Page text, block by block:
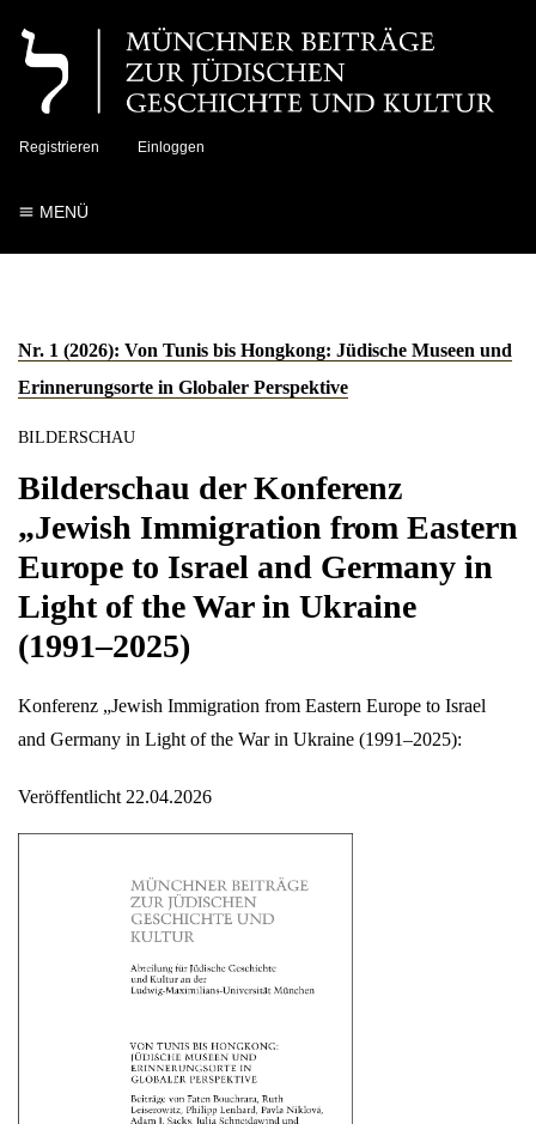
Registrieren Einloggen
MENÜ
Nr. 1 (2026): Von Tunis bis Hongkong: Jüdische Museen und
Erinnerungsorte in Globaler Perspektive
BILDERSCHAU
Bilderschau der Konferenz
„Jewish Immigration from Eastern
Europe to Israel and Germany in
Light of the War in Ukraine
(1991–2025)
Konferenz „Jewish Immigration from Eastern Europe to Israel
and Germany in Light of the War in Ukraine (1991–2025):
Veröffentlicht 22.04.2026